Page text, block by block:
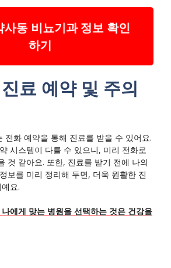
동 비뇨기과 정보 확인
하기
료 예약 및 주의
전화 예약을 통해 진료를 받을 수 있어요.
시스템이 다를 수 있으니, 미리 전화로
것 같아요. 또한, 진료를 받기 전에 나의
보를 미리 정리해 두면, 더욱 원활한 진
요.
에게 맞는 병원을 선택하는 것은 건강을